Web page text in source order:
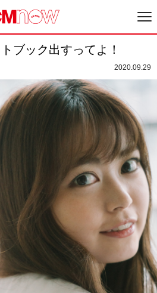
ブック出すってよ！
2020.09.29